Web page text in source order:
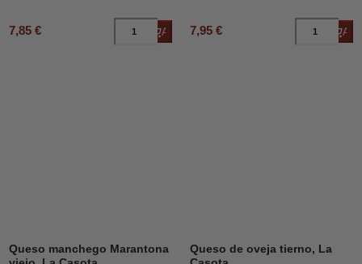
7,85 € Añadir al carrito
7,95 €
Queso manchego Marantona
DESCUENTO 12%
Queso de oveja tierno, La